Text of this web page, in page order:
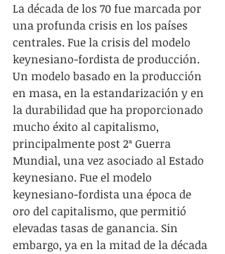
La década de los 70 fue marcada por
una profunda crisis en los países
centrales. Fue la crisis del modelo
keynesiano-fordista de producción.
Un modelo basado en la producción
en masa, en la estandarización y en
la durabilidad que ha proporcionado
mucho éxito al capitalismo,
principalmente post 2ª Guerra
Mundial, una vez asociado al Estado
keynesiano. Fue el modelo
keynesiano-fordista una época de
oro del capitalismo, que permitió
elevadas tasas de ganancia. Sin
embargo, ya en la mitad de la década